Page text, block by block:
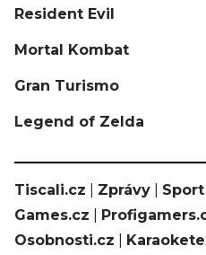
Resident Evil
Mortal Kombat
Gran Turismo
Legend of Zelda
Tiscali.cz Zprávy Sport
Games.cz
Osobnosti.cz